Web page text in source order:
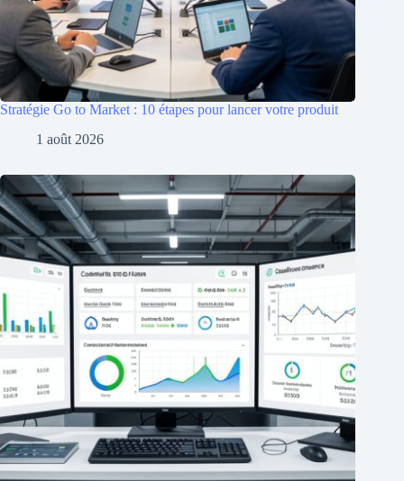
Stratégie Go to Market : 10 étapes pour lancer votre produit
1 août 2026